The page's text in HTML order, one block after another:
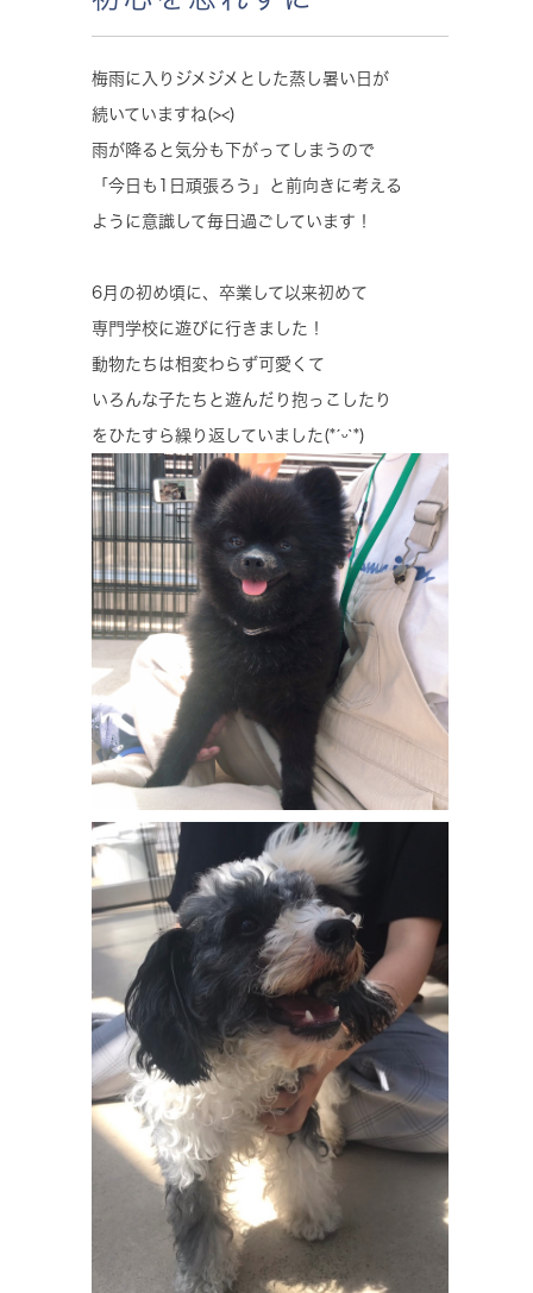
梅雨に入りジメジメとした蒸し暑い日が
続いていますね(><)
雨が降ると気分も下がってしまうので
「今日も1日頑張ろう」と前向きに考える
ように意識して毎日過ごしています！
6月の初め頃に、卒業して以来初めて
専門学校に遊びに行きました！
動物たちは相変わらず可愛くて
いろんな子たちと遊んだり抱っこしたり
をひたすら繰り返していました(*ˊᵕˋ*)